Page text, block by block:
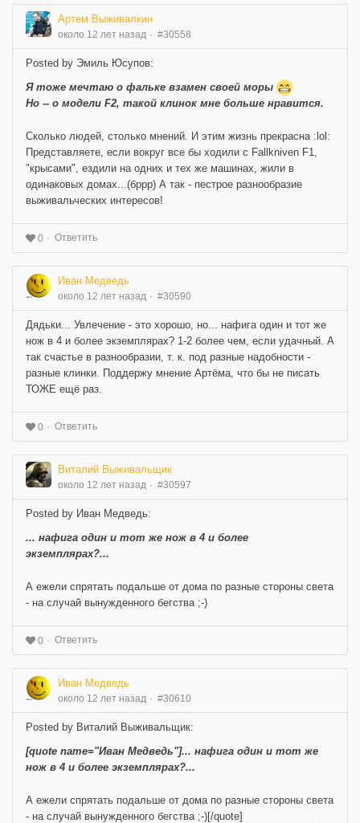
Артем Выживалкин
около 12 лет назад #30558
Posted by Эмиль Юсупов:
Я тоже мечтаю о фальке взамен своей моры
Но -- о модели F2, такой клинок мне больше нравится.
Сколько людей, столько мнений. И этим жизнь прекрасна :lol:
Представляете, если вокруг все бы ходили с Fallkniven F1,
"крысами", ездили на одних и тех же машинах, жили в
одинаковых домах...(бррр) А так - пестрое разнообразие
выживальческих интересов!
0 Ответить
Иван Медведь
около 12 лет назад #30590
Дядьки... Увлечение - это хорошо, но... нафига один и тот же
нож в 4 и более экземплярах? 1-2 более чем, если удачный. А
так счастье в разнообразии, т. к. под разные надобности -
разные клинки. Поддержу мнение Артёма, что бы не писать
ТОЖЕ ещё раз.
0 Ответить
Виталий Выживальщик
около 12 лет назад #30597
Posted by Иван Медведь:
... нафига один и тот же нож в 4 и более
экземплярах?...
А ежели спрятать подальше от дома по разные стороны света
- на случай вынужденного бегства ;-)
0 Ответить
Иван Медведь
около 12 лет назад #30610
Posted by Виталий Выживальщик:
[quote name="Иван Медведь"]... нафига один и тот же
нож в 4 и более экземплярах?...
А ежели спрятать подальше от дома по разные стороны света
- на случай вынужденного бегства ;-)[/quote]